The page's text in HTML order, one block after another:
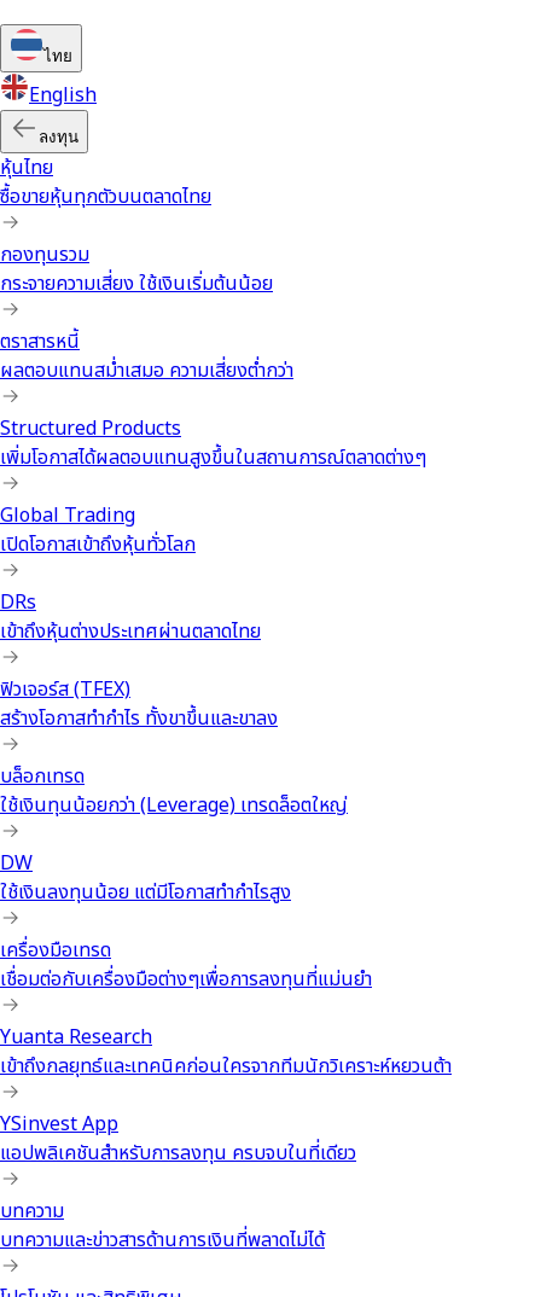
ไทย
English
ลงทุน
หุ้นไทย
ซื้อขายหุ้นทุกตัวบนตลาดไทย
กองทุนรวม
กระจายความเสี่ยง ใช้เงินเริ่มต้นน้อย
ตราสารหนี้
ผลตอบแทนสม่ำเสมอ ความเสี่ยงต่ำกว่า
Structured Products
เพิ่มโอกาสได้ผลตอบแทนสูงขึ้นในสถานการณ์ตลาดต่างๆ
Global Trading
เปิดโอกาสเข้าถึงหุ้นทั่วโลก
DRs
เข้าถึงหุ้นต่างประเทศผ่านตลาดไทย
ฟิวเจอร์ส (TFEX)
สร้างโอกาสทำกำไร ทั้งขาขึ้นและขาลง
บล็อกเทรด
ใช้เงินทุนน้อยกว่า (Leverage) เทรดล็อตใหญ่
DW
ใช้เงินลงทุนน้อย แต่มีโอกาสทำกำไรสูง
เครื่องมือเทรด
เชื่อมต่อกับเครื่องมือต่างๆเพื่อการลงทุนที่แม่นยำ
Yuanta Research
เข้าถึงกลยุทธ์และเทคนิคก่อนใครจากทีมนักวิเคราะห์หยวนต้า
YSinvest App
แอปพลิเคชันสำหรับการลงทุน ครบจบในที่เดียว
บทความ
บทความและข่าวสารด้านการเงินที่พลาดไม่ได้